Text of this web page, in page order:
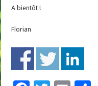
A bientôt !
Florian